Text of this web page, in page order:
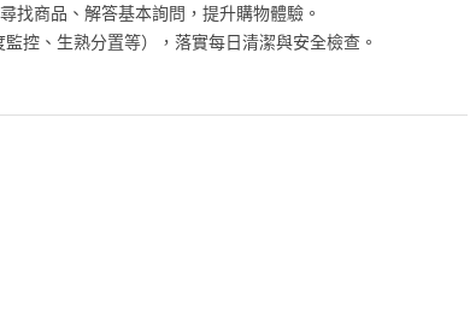
找商品、解答基本詢問，提升購物體驗。
控、生熟分置等），落實每日清潔與安全檢查。